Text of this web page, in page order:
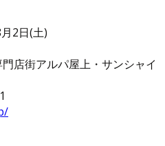
2日(土)
店街アルパ屋上・サンシャイ